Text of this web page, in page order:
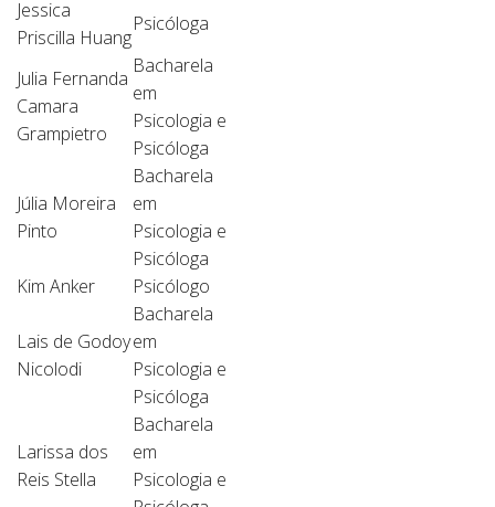
Jessica
Priscilla Huang
Psicóloga
Julia Fernanda
Camara
Grampietro
Bacharela
em
Psicologia e
Psicóloga
Júlia Moreira
Pinto
Bacharela
em
Psicologia e
Psicóloga
Kim Anker
Psicólogo
Lais de Godoy
Nicolodi
Bacharela
em
Psicologia e
Psicóloga
Larissa dos
Reis Stella
Bacharela
em
Psicologia e